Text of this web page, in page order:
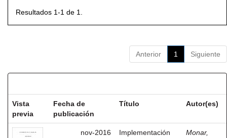
Resultados 1-1 de 1.
Anterior 1 Siguiente
Vista
previa
Fecha de
publicación
Título Autor(es)
nov-2016
Implementación
Monar,